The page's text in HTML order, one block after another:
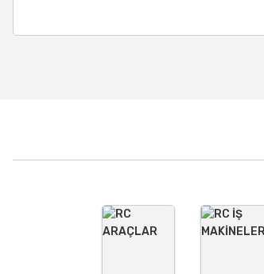
Bu ürüne benzer farklı alternatifler olmalı.